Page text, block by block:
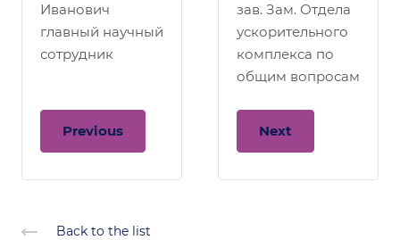
Иванович
главный научный
сотрудник
Previous
зав. Зам. Отдела
ускорительного
комплекса по
общим вопросам
Next
Back to the list